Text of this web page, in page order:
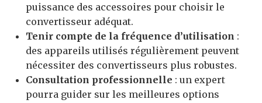
puissance des accessoires pour choisir le
convertisseur adéquat.
Tenir compte de la fréquence d’utilisation :
des appareils utilisés régulièrement peuvent
nécessiter des convertisseurs plus robustes.
Consultation professionnelle : un expert
pourra guider sur les meilleures options